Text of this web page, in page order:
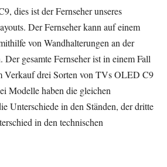
dies ist der Fernseher unseres
Der Fernseher kann auf einem
von Wandhalterungen an der
Der gesamte Fernseher ist in einem Fall
Verkauf drei Sorten von TVs OLED C9
Modelle haben die gleichen
Unterschiede in den Ständen, der dritte
in den technischen